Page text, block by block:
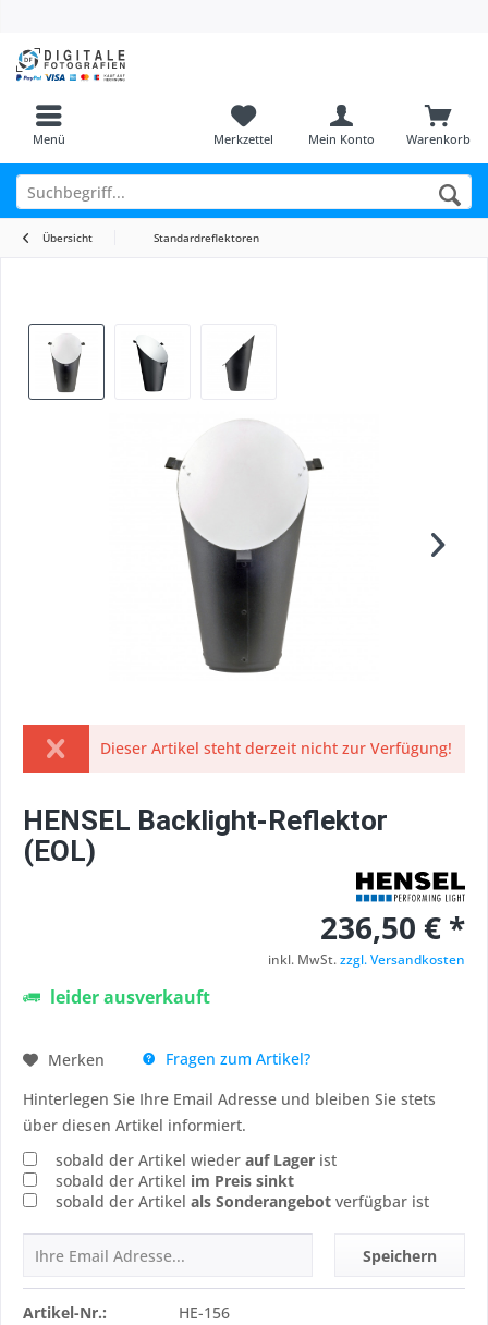
Menü Warenkorb
Merkzettel Mein Konto
Übersicht Standardreflektoren
Dieser Artikel steht derzeit nicht zur Verfügung!
HENSEL Backlight-Reflektor
(EOL)
236,50 € *
inkl. MwSt.zzgl. Versandkosten
leider ausverkauft
Merken
Fragen zum Artikel?
Hinterlegen Sie Ihre Email Adresse und bleiben Sie stets
über diesen Artikel informiert.
sobald der Artikel wieder auf Lager ist
sobald der Artikel im Preis sinkt
sobald der Artikel als Sonderangebot verfügbar ist
Speichern
Artikel-Nr.:
HE-156